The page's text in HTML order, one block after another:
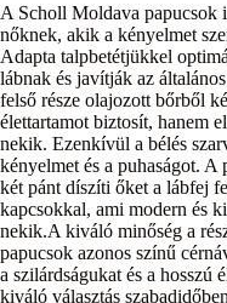
A Scholl Moldava papucsok
nőknek, akik a kényelmet
Adapta talpbetétjükkel
lábnak és javítják az
felső része olajozott bőrből
élettartamot biztosít, hanem
nekik. Ezenkívül a bélés
kényelmet és a puhaságot. A
két pánt díszíti őket a lábfej
kapcsokkal, ami modern és
nekik.A kiváló minőség a
papucsok azonos színű
a szilárdságukat és a hosszú
kiváló választás